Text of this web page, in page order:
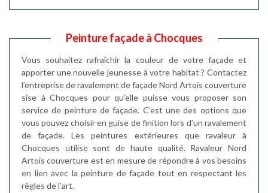
Peinture façade à Chocques
Vous souhaitez rafraîchir la couleur de votre façade et
apporter une nouvelle jeunesse à votre habitat ? Contactez
l’entreprise de ravalement de façade Nord Artois couverture
sise à Chocques pour qu’elle puisse vous proposer son
service de peinture de façade. C’est une des options que
vous pouvez choisir en guise de finition lors d’un ravalement
de façade. Les peintures extérieures que ravaleur à
Chocques utilise sont de haute qualité. Ravaleur Nord
Artois couverture est en mesure de répondre à vos besoins
en lien avec la peinture de façade tout en respectant les
règles de l’art.